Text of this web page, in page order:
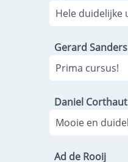
Hele duidelijke
Gerard Sanders
Prima cursus!
Daniel Corthaut
Mooie en
Ad de Rooij